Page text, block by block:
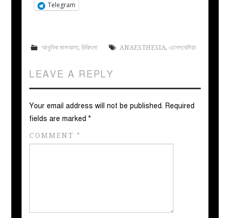
Telegram
আধুনিক মাসআলা, চিকিৎসা ANAESTHESIA, এনেসথেসিয়া
LEAVE A REPLY
Your email address will not be published. Required
fields are marked*
COMMENT*